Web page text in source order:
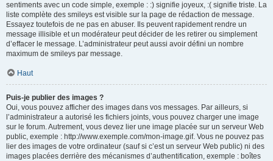
sentiments avec un code simple, exemple : :) signifie joyeux, :( signifie triste. La
liste complète des smileys est visible sur la page de rédaction de message.
Essayez toutefois de ne pas en abuser. Ils peuvent rapidement rendre un
message illisible et un modérateur peut décider de les retirer ou simplement
d’effacer le message. L’administrateur peut aussi avoir défini un nombre
maximum de smileys par message.
Haut
Puis-je publier des images ?
Oui, vous pouvez afficher des images dans vos messages. Par ailleurs, si
l’administrateur a autorisé les fichiers joints, vous pouvez charger une image
sur le forum. Autrement, vous devez lier une image placée sur un serveur Web
public, exemple : http://www.exemple.com/mon-image.gif. Vous ne pouvez pas
lier des images de votre ordinateur (sauf si c’est un serveur Web public) ni des
images placées derrière des mécanismes d’authentification, exemple : boîtes